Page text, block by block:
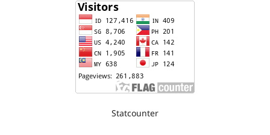
Statcounter